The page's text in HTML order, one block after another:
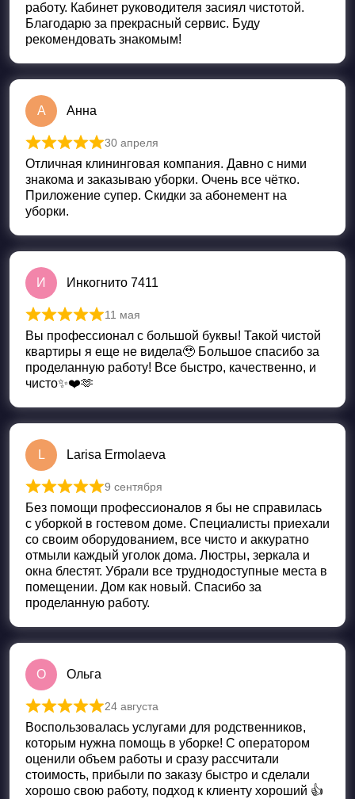
работу. Кабинет руководителя засиял чистотой.
Благодарю за прекрасный сервис. Буду
рекомендовать знакомым!
А Анна
Оценка из 5
30 апреля
Отличная клининговая компания. Давно с ними
знакома и заказываю уборки. Очень все чётко.
Приложение супер. Скидки за абонемент на
уборки.
И Инкогнито 7411
Оценка
11 мая
Вы профессионал с большой буквы! Такой чистой
квартиры я еще не видела🥹 Большое спасибо за
проделанную работу! Все быстро, качественно, и
чисто✨❤️🫶
L Larisa Ermolaeva
Оценка
9 сентября
Без помощи профессионалов я бы не справилась
с уборкой в гостевом доме. Специалисты приехали
со своим оборудованием, все чисто и аккуратно
отмыли каждый уголок дома. Люстры, зеркала и
окна блестят. Убрали все труднодоступные места в
помещении. Дом как новый. Спасибо за
проделанную работу.
О Ольга
Оценка из 5
24 августа
Воспользовалась услугами для родственников,
которым нужна помощь в уборке! С оператором
оценили объем работы и сразу рассчитали
стоимость, прибыли по заказу быстро и сделали
хорошо свою работу, подход к клиенту хороший 👍